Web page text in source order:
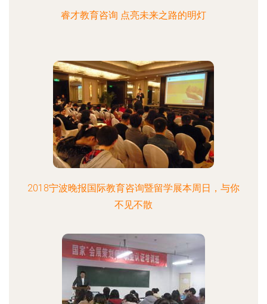
睿才教育咨询 点亮未来之路的明灯
2018宁波晚报国际教育咨询暨留学展本周日，与你
不见不散